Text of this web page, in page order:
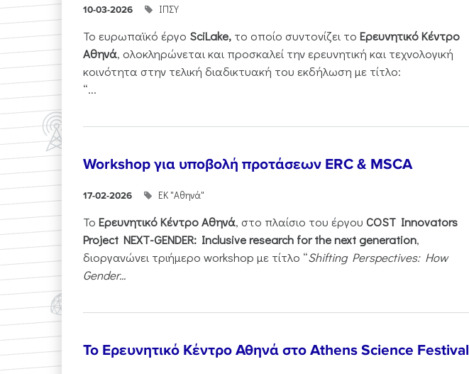
10-03-2026 ΙΠΣΥ
Το ευρωπαϊκό έργο SciLake, το οποίο συντονίζει το Ερευνητικό Κέντρο
Αθηνά, ολοκληρώνεται και προσκαλεί την ερευνητική και τεχνολογική
κοινότητα στην τελική διαδικτυακή του εκδήλωση με τίτλο:
“...
Workshop για υποβολή προτάσεων ERC & MSCA
17-02-2026 ΕΚ "Αθηνά"
Το Ερευνητικό Κέντρο Αθηνά, στο πλαίσιο του έργου COST Innovators
Project NEXT-GENDER: Inclusive research for the next generation,
διοργανώνει τριήμερο workshop με τίτλο “Shifting Perspectives: How
Gender...
Το Ερευνητικό Κέντρο Αθηνά στο Athens Science Festival